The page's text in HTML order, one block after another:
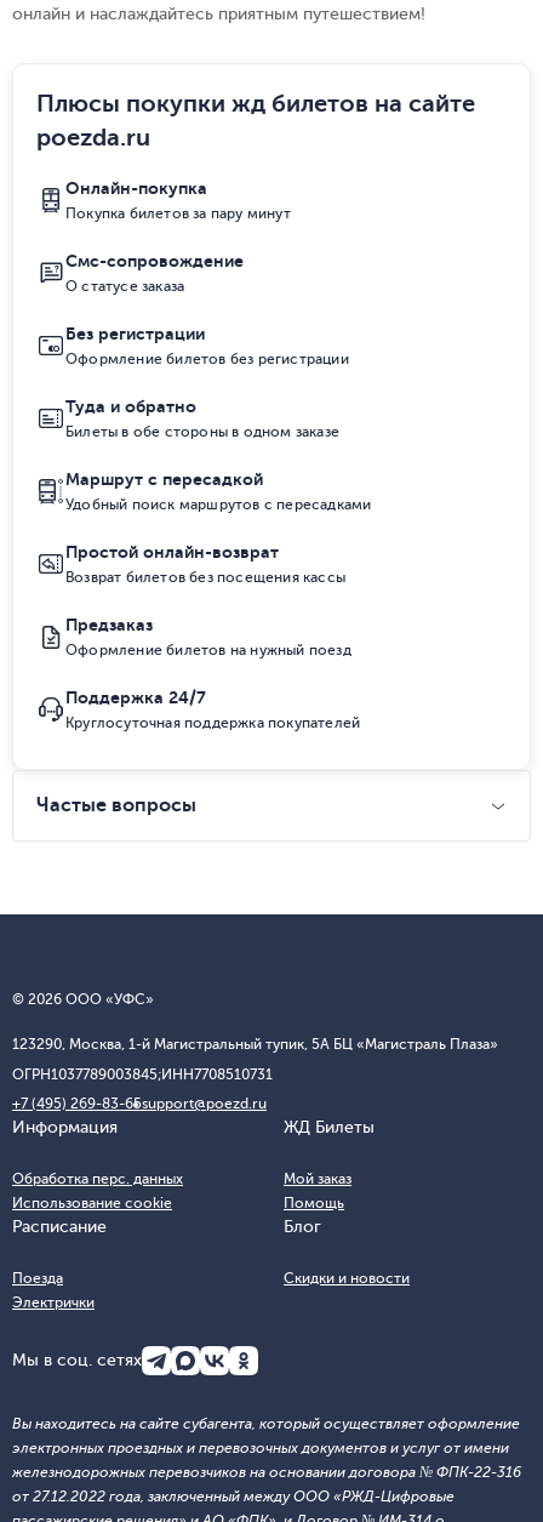
онлайн и наслаждайтесь приятным путешествием!
Плюсы покупки жд билетов на сайте
poezda.ru
Онлайн-покупка
Покупка билетов за пару минут
Смс-сопровождение
О статусе заказа
Без регистрации
Оформление билетов без регистрации
Туда и обратно
Билеты в обе стороны в одном заказе
Маршрут с пересадкой
Удобный поиск маршрутов с пересадками
Простой онлайн-возврат
Возврат билетов без посещения кассы
Предзаказ
Оформление билетов на нужный поезд
Поддержка 24/7
Круглосуточная поддержка покупателей
Частые вопросы
© 2026 ООО «УФС»
123290, Москва, 1-й Магистральный тупик, 5А БЦ «Магистраль Плаза»
ОГРН1037789003845;ИНН7708510731
+7 (495) 269-83-65support@poezd.ru
Информация
Обработка перс. данных
Использование cookie
ЖД Билеты
Мой заказ
Помощь
Расписание
Поезда
Электрички
Блог
Скидки и новости
Мы в соц. сетях
Вы находитесь на сайте субагента, который осуществляет оформление
электронных проездных и перевозочных документов и услуг от имени
железнодорожных перевозчиков на основании договора № ФПК-22-316
от 27.12.2022 года, заключенный между ООО «РЖД-Цифровые